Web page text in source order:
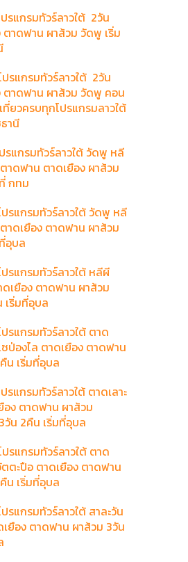
รแกรมทัวร์ลาวใต้ 2วัน
ตาดฟาน ผาส้วม วัดพู เริ่ม
รแกรมทัวร์ลาวใต้ 2วัน
ตาดฟาน ผาส้วม วัดพู คอน
ที่ยวครบทุกโปรแกรมลาวใต้
านี
รแกรมทัวร์ลาวใต้ วัดพู หลี
าดฟาน ตาดเยือง ผาส้วม
กทม
รแกรมทัวร์ลาวใต้ วัดพู หลี
าดเยือง ตาดฟาน ผาส้วม
อุบล
รแกรมทัวร์ลาวใต้ หลีผี
เยือง ตาดฟาน ผาส้วม
เริ่มที่อุบล
รแกรมทัวร์ลาวใต้ ตาด
ซป่องไล ตาดเยือง ตาดฟาน
น เริ่มที่อุบล
รแกรมทัวร์ลาวใต้ ตาดเลาะ
อง ตาดฟาน ผาส้วม
วัน 2คืน เริ่มที่อุบล
รแกรมทัวร์ลาวใต้ ตาด
ตตะปือ ตาดเยือง ตาดฟาน
น เริ่มที่อุบล
รแกรมทัวร์ลาวใต้ สาละวัน
ยือง ตาดฟาน ผาส้วม 3วัน